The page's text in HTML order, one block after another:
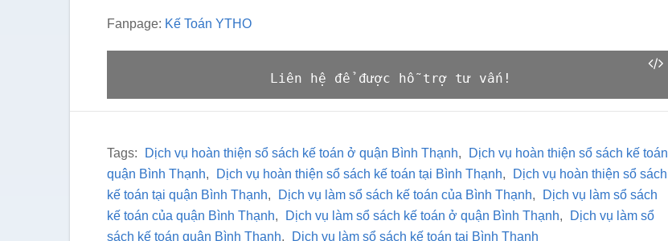
Fanpage: Kế Toán YTHO
Liên hệ để được hỗ trợ tư vấn!
Tags: Dịch vụ hoàn thiện sổ sách kế toán ở quận Bình Thạnh,
Dịch vụ hoàn thiện sổ sách kế toán
quận Bình Thạnh, Dịch vụ hoàn thiện sổ sách kế toán tại Bình Thạnh,
Dịch vụ hoàn thiện sổ sách
kế toán tại quận Bình Thạnh, Dịch vụ làm sổ sách kế toán của Bình Thạnh,
Dịch vụ làm sổ sách
kế toán của quận Bình Thạnh, Dịch vụ làm sổ sách kế toán ở quận Bình Thạnh,
Dịch vụ làm sổ
sách kế toán quận Bình Thạnh, Dịch vụ làm sổ sách kế toán tại Bình Thạnh